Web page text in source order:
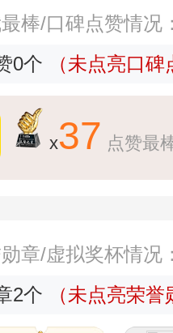
棒/口碑点赞情况
0个
（未点亮口
x37 点赞最
章/虚拟奖杯情况
2个
（未点亮荣